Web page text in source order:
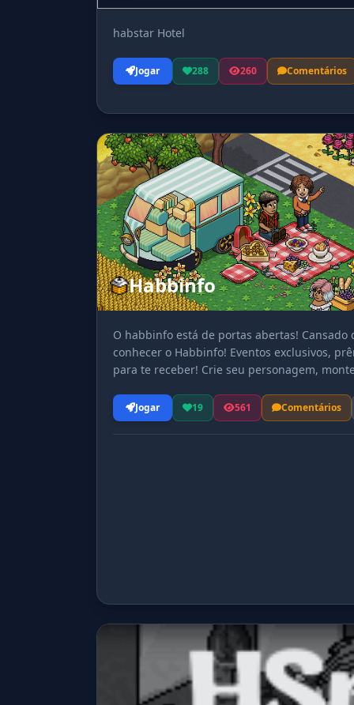
habstar Hotel
Jogar 288 260 Comentários
Habbinfo
O habbinfo está de portas abertas!
conhecer o Habbinfo! Eventos exclusivos,
para te receber! Crie seu personagem,
Jogar 19 561 Comentários